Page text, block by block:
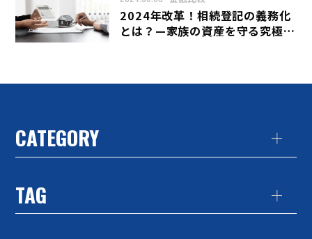
2024年改革！相続登記の義務化
とは？—家族の資産を守る究極ガ
CATEGORY
TAG